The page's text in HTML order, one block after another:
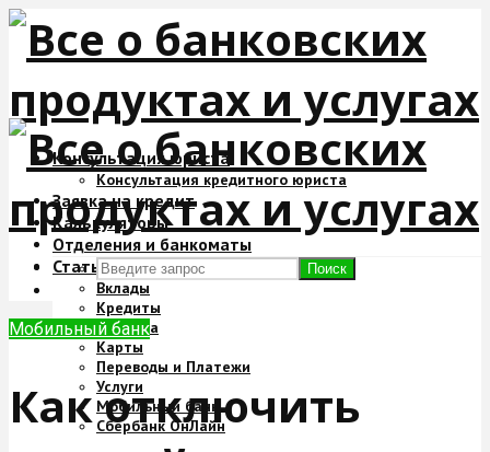
Консультация юриста
Консультация кредитного юриста
Заявка на кредит
Калькуляторы
Отделения и банкоматы
Статьи
Вклады
Кредиты
Ипотека
Карты
Переводы и Платежи
Услуги
Мобильный банк
Сбербанк ОнЛайн
Поиск
Мобильный банк
Как отключить